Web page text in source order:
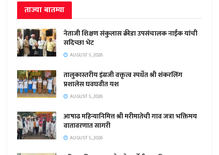
ताज्या बातम्या
नेताजी शिक्षण संकुलास क्रीडा उपसंचालक नाईक यांची
सदिच्छा भेट
AUGUST 5, 2026
तालुकास्तरीय इंग्रजी वक्तृत्व स्पर्धेत श्री शंकरलिंग
प्रशालेस घवघवीत यश
AUGUST 5, 2026
आषाढ महिन्यानिमित्त श्री मरीमातेची गाव जत्रा भक्तिमय
वातावरणात सागरी
AUGUST 5, 2026